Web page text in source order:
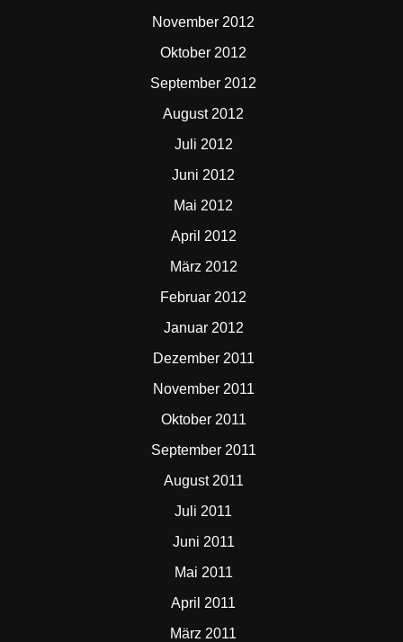
November 2012
Oktober 2012
September 2012
August 2012
Juli 2012
Juni 2012
Mai 2012
April 2012
März 2012
Februar 2012
Januar 2012
Dezember 2011
November 2011
Oktober 2011
September 2011
August 2011
Juli 2011
Juni 2011
Mai 2011
April 2011
März 2011